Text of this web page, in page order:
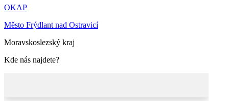
OKAP
Město Frýdlant nad Ostravicí
Moravskoslezský kraj
Kde nás najdete?